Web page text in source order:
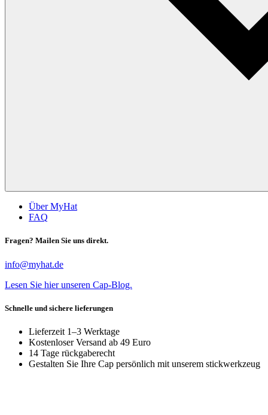
Über MyHat
FAQ
Fragen? Mailen Sie uns direkt.
info@myhat.de
Lesen Sie hier unseren Cap-Blog.
Schnelle und sichere lieferungen
Lieferzeit 1–3 Werktage
Kostenloser Versand ab 49 Euro
14 Tage rückgaberecht
Gestalten Sie Ihre Cap persönlich mit unserem stickwerkzeug